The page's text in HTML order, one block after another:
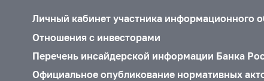
Личный кабинет участника информационного
Отношения с инвесторами
Перечень инсайдерской информации Банка
Официальное опубликование нормативных